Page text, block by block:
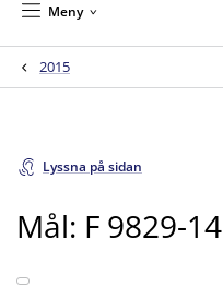
Meny
2015
Lyssna på sidan
Mål: F 9829-14